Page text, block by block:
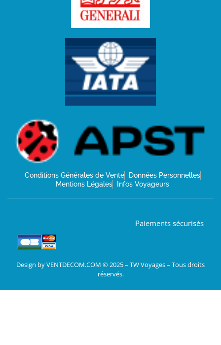
Conditions Générales de Vente
Données Personnelles
Mentions Légales
Infos Voyageurs
Paiements sécurisés
Design by VENTDECOM.COM © 2025 – TW Voyages – Tous droits
réservés.